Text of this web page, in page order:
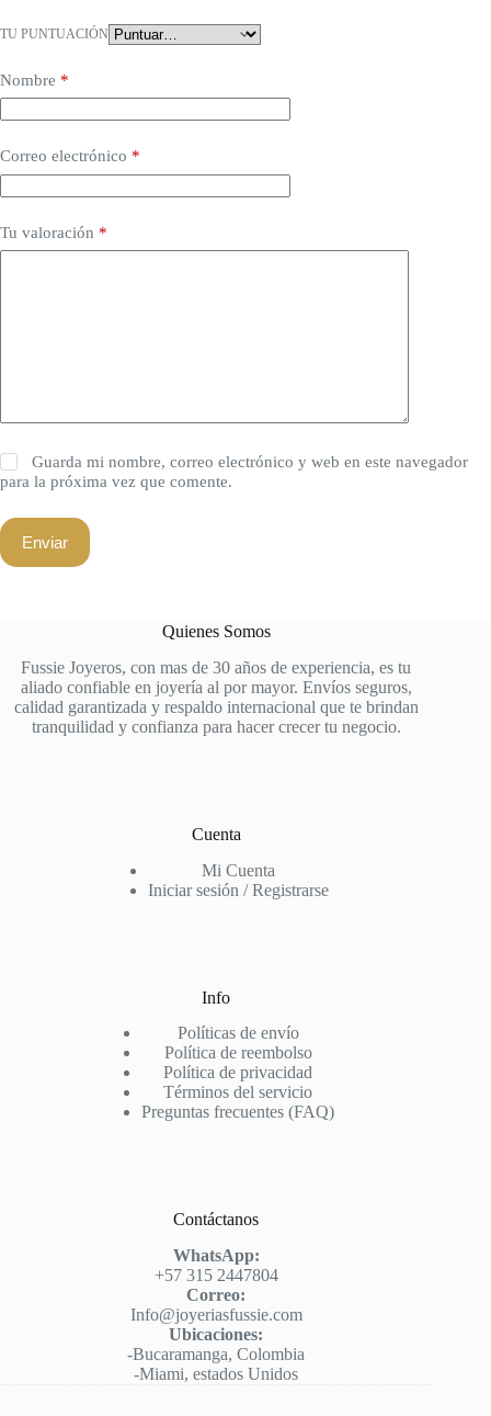
TU PUNTUACIÓN
Nombre *
Correo electrónico *
Tu valoración *
Guarda mi nombre, correo electrónico y web en este navegador
para la próxima vez que comente.
Enviar
Quienes Somos
Fussie Joyeros, con mas de 30 años de experiencia, es tu
aliado confiable en joyería al por mayor. Envíos seguros,
calidad garantizada y respaldo internacional que te brindan
tranquilidad y confianza para hacer crecer tu negocio.
Cuenta
Mi Cuenta
Iniciar sesión / Registrarse
Info
Políticas de envío
Política de reembolso
Política de privacidad
Términos del servicio
Preguntas frecuentes (FAQ)
Contáctanos
WhatsApp:
+57 315 2447804
Correo:
Info@joyeriasfussie.com
Ubicaciones:
-Bucaramanga, Colombia
-Miami, estados Unidos